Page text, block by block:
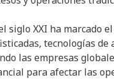
XXI ha marcado
tecnologías
las empresas
para afectar las